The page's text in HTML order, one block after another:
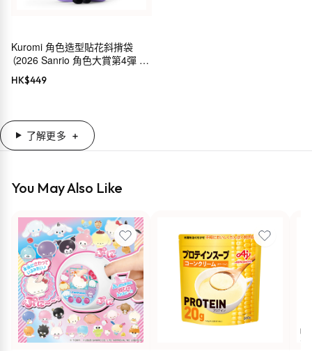
Kuromi 角色造型貼花斜揹袋
（2026 Sanrio 角色大賞第4彈 穿
搭系列）
HK$449
了解更多
You May Also Like